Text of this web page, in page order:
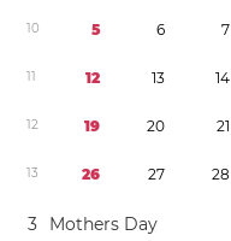
10 5 6 7
11 12 13 14
12 19 20 21
13 26 27 28
3
Mothers Day